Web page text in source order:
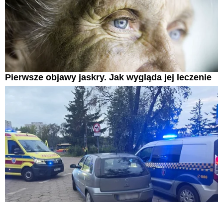
Pierwsze objawy jaskry. Jak wygląda jej leczenie